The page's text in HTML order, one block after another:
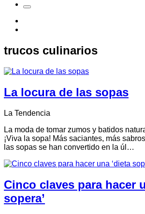
trucos culinarios
La locura de las sopas
La Tendencia
La moda de tomar zumos y batidos
¡Viva la sopa! Más saciantes, más
las sopas se han convertido en la úl…
Cinco claves para hacer
sopera’